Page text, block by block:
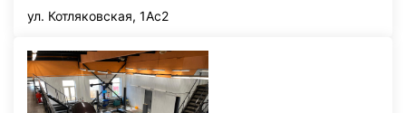
ул. Котляковская, 1Ас2